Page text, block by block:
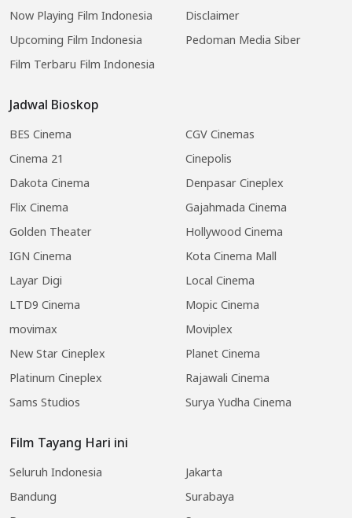
Now Playing Film Indonesia
Upcoming Film Indonesia
Film Terbaru Film Indonesia
Jadwal Bioskop
BES Cinema
CGV Cinemas
Cinema 21
Cinepolis
Dakota Cinema
Denpasar Cineplex
Flix Cinema
Gajahmada Cinema
Golden Theater
Hollywood Cinema
IGN Cinema
Kota Cinema Mall
Layar Digi
Local Cinema
LTD9 Cinema
Mopic Cinema
movimax
Moviplex
New Star Cineplex
Planet Cinema
Platinum Cineplex
Rajawali Cinema
Sams Studios
Surya Yudha Cinema
Film Tayang Hari ini
Seluruh Indonesia
Jakarta
Bandung
Surabaya
Disclaimer
Pedoman Media Siber